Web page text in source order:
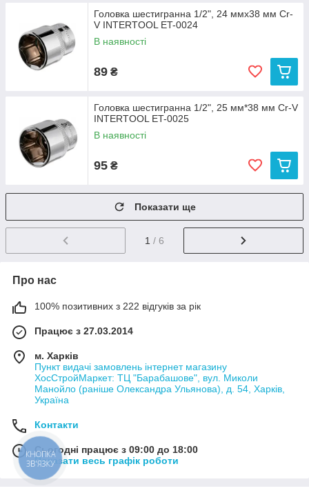
Головка шестигранна 1/2", 24 ммx38 мм Cr-
V INTERTOOL ET-0024
В наявності
89 ₴
Головка шестигранна 1/2", 25 мм*38 мм Cr-V
INTERTOOL ET-0025
В наявності
95 ₴
Показати ще
1 / 6
Про нас
100% позитивних з 222 відгуків за рік
Працює з 27.03.2014
м. Харків
Пункт видачі замовлень інтернет магазину
ХосСтройМаркет: ТЦ "Барабашове", вул. Миколи
Манойло (раніше Олександра Ульянова), д. 54, Харків,
Україна
Контакти
Сьогодні працює з 09:00 до 18:00
Показати весь графік роботи
КНОПКА
ЗВ'ЯЗКУ